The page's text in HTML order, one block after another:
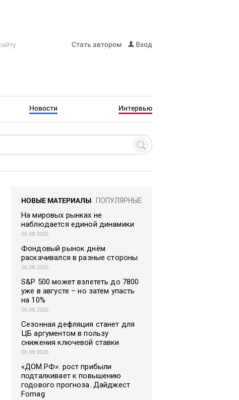
Стать автором Вход
Новости Интервью
НОВЫЕ МАТЕРИАЛЫ ПОПУЛЯРНЫЕ
На мировых рынках не
наблюдается единой динамики
06.08.2026
Фондовый рынок днём
раскачивался в разные стороны
06.08.2026
S&P 500 может взлететь до 7800
уже в августе – но затем упасть
на 10%
06.08.2026
Сезонная дефляция станет для
ЦБ аргументом в пользу
снижения ключевой ставки
06.08.2026
«ДОМ.РФ»: рост прибыли
подталкивает к повышению
годового прогноза. Дайджест
Fomag